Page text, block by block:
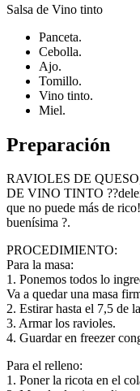
Salsa de Vino tinto
Panceta.
Cebolla.
Ajo.
Tomillo.
Vino tinto.
Miel.
Preparación
RAVIOLES DE
DE VINO TINTO
que no puede más de
buenísima ?.
PROCEDIMIENTO:
Para la masa:
1. Ponemos todos lo
Va a quedar una masa
2. Estirar hasta el 7,5 de
3. Armar los ravioles.
4. Guardar en freezer
Para el relleno:
1. Poner la ricota en el